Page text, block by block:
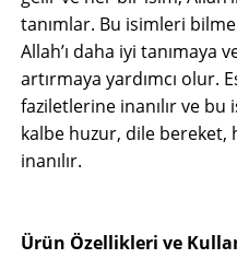
tanımlar. Bu isimleri
Allah’ı daha iyi tanımaya
artırmaya yardımcı olur.
faziletlerine inanılır ve
kalbe huzur, dile bereket,
inanılır.
Ürün Özellikleri ve